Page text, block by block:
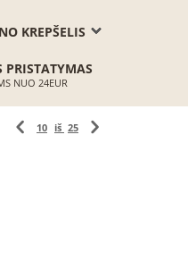
KREPŠELIS
NUO 24EUR
10 iš 25